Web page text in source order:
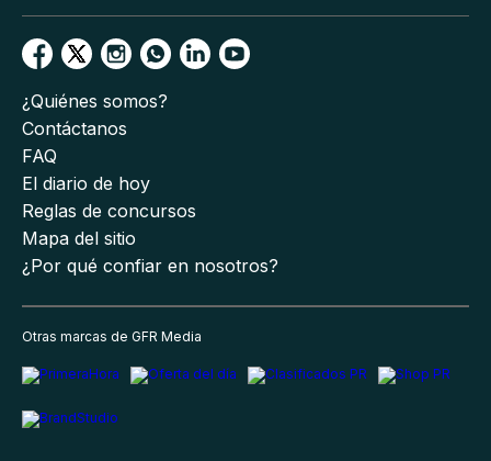
¿Quiénes somos?
Contáctanos
FAQ
El diario de hoy
Reglas de concursos
Mapa del sitio
¿Por qué confiar en nosotros?
Otras marcas de GFR Media